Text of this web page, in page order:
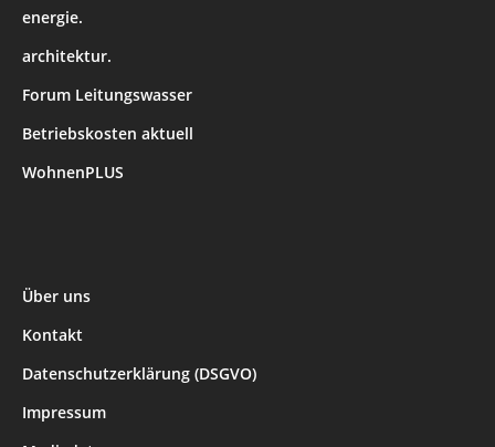
energie.
architektur.
Forum Leitungswasser
Betriebskosten aktuell
WohnenPLUS
Über uns
Kontakt
Datenschutzerklärung (DSGVO)
Impressum